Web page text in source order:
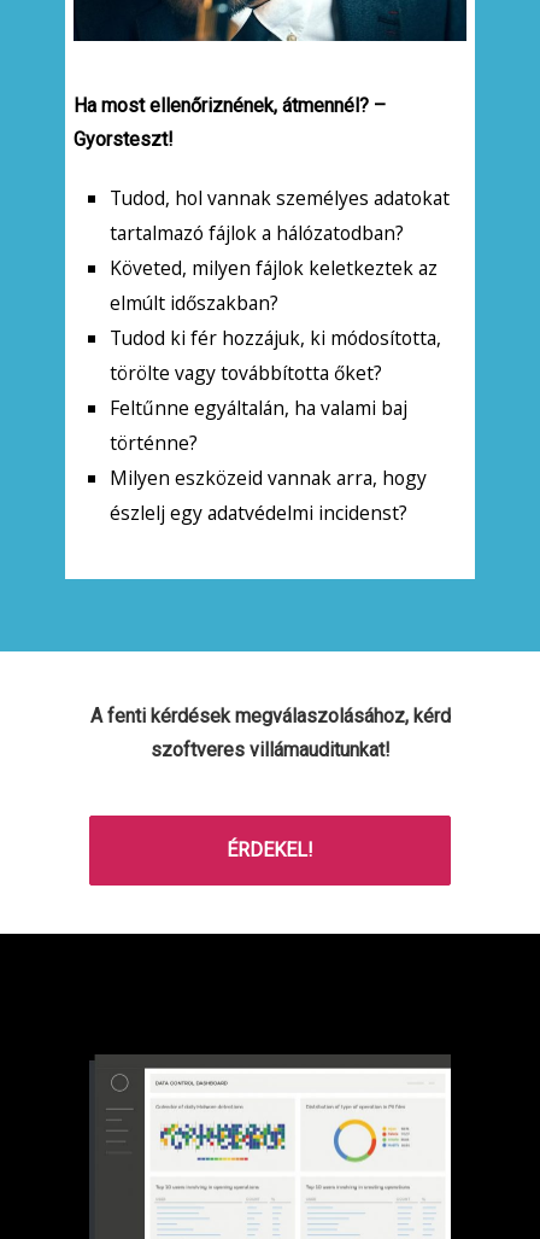
Ha most ellenőriznének, átmennél? –
Gyorsteszt!
Tudod, hol vannak személyes adatokat
tartalmazó fájlok a hálózatodban?
Követed, milyen fájlok keletkeztek az
elmúlt időszakban?
Tudod ki fér hozzájuk, ki módosította,
törölte vagy továbbította őket?
Feltűnne egyáltalán, ha valami baj
történne?
Milyen eszközeid vannak arra, hogy
észlelj egy adatvédelmi incidenst?
A fenti kérdések megválaszolásához, kérd
szoftveres villámauditunkat!
ÉRDEKEL!